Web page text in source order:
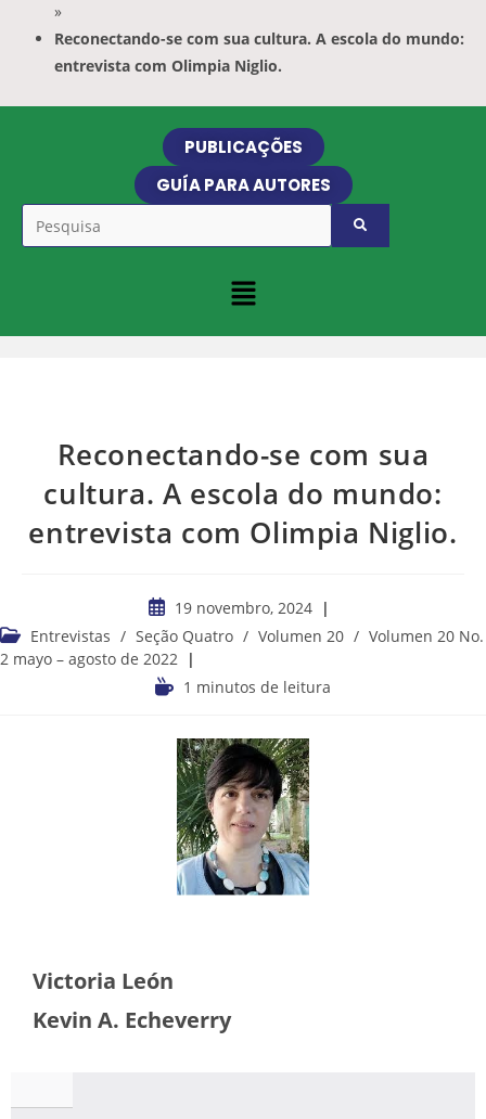
»
Reconectando-se com sua cultura. A escola do mundo:
entrevista com Olimpia Niglio.
PUBLICAÇÕES
GUÍA PARA AUTORES
Reconectando-se com sua
cultura. A escola do mundo:
entrevista com Olimpia Niglio.
19 novembro, 2024
Entrevistas / Seção Quatro / Volumen 20 / Volumen 20 No.
2 mayo – agosto de 2022
1 minutos de leitura
Victoria León
Kevin A. Echeverry